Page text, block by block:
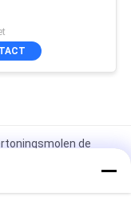
de
glasschaal voor